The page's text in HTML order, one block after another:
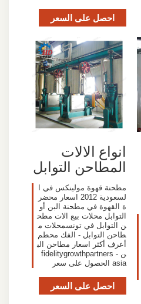
احصل على السعر
انواع الالات
المطاحن التوابل
مطحنة قهوة مولينكس في ا
لسعودية 2012 اسعار محضر
ة القهوة في مطحنة البن أو
التوابل محلات بيع الات مطح
ن التوابل في تونسمحلات م
طاحن التوابل - الفك محطم
أعرف أكثر اسعار مطاحن الب
ن - fidelitygrowthpartners
asia الحصول على سعر
احصل على السعر